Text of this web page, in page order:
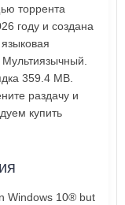
торрента
году и создана
Мультиязычный.
359.4 MB.
раздачу и
купить
Windows 10® but